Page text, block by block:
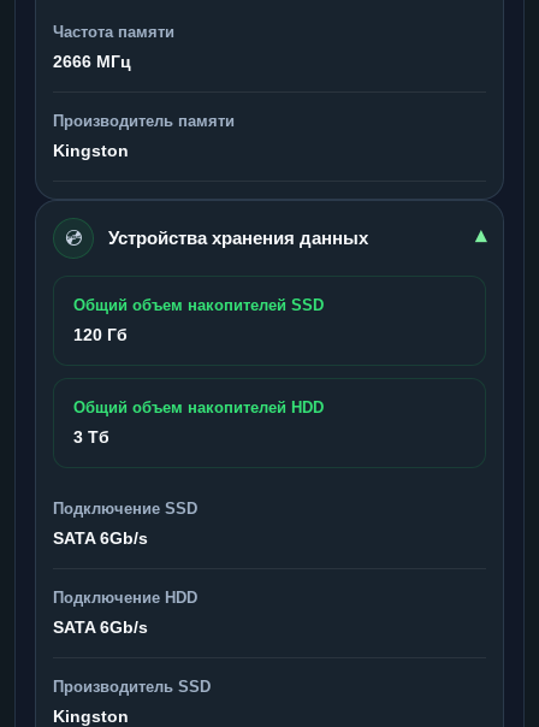
Частота памяти
2666 МГц
Производитель памяти
Kingston
💿 Устройства хранения данных ▾
Общий объем накопителей SSD
120 Гб
Общий объем накопителей HDD
3 Тб
Подключение SSD
SATA 6Gb/s
Подключение HDD
SATA 6Gb/s
Производитель SSD
Kingston